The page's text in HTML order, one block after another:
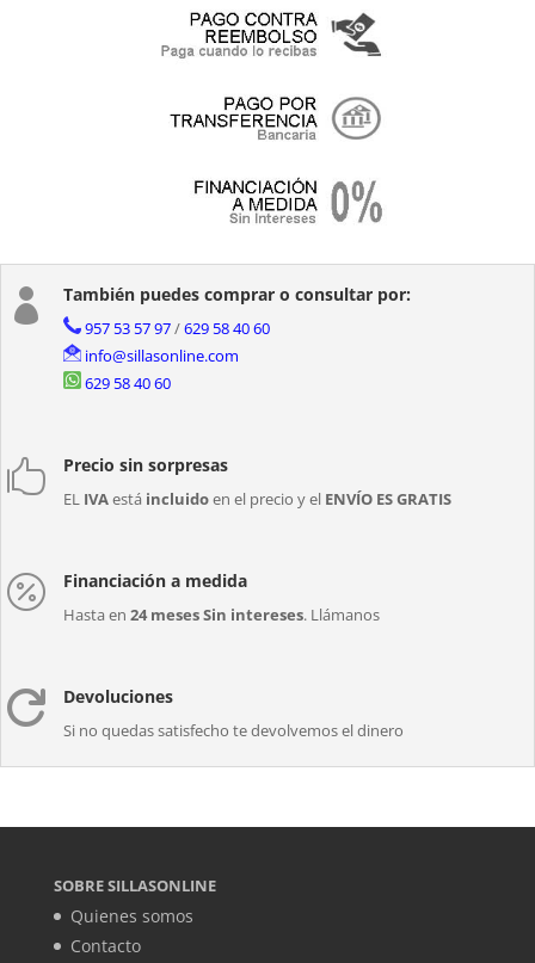
 También puedes comprar o consultar por:
957 53 57 97/629 58 40 60
info@sillasonline.com
629 58 40 60
 Precio sin sorpresas
EL IVAestá incluidoen el precio y el ENVÍO ES GRATIS
 Financiación a medida
Hasta en 24 meses Sin intereses. Llámanos
 Devoluciones
Si no quedas satisfecho te devolvemos el dinero
SOBRE SILLASONLINE
Quienes somos
Contacto